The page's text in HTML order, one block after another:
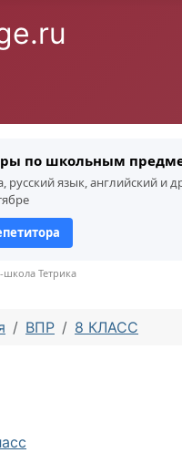
по школьным
русский язык, английский и
Тетрика
ВПР 8 КЛАСС
о материале